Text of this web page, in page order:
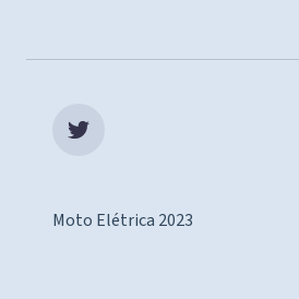
Moto Elétrica 2023